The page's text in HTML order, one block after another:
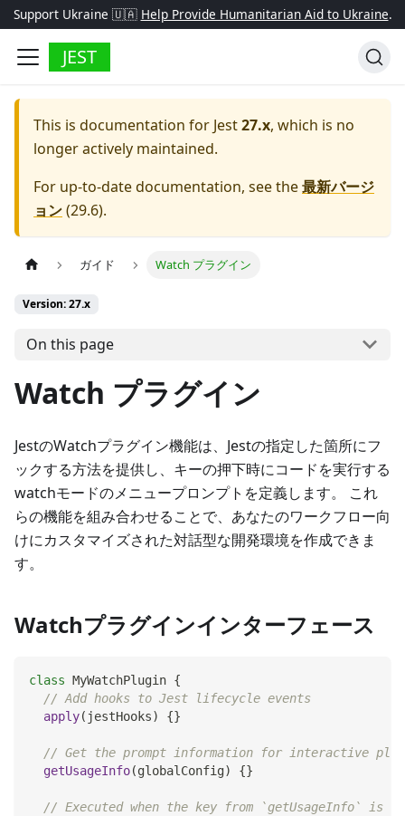
Support Ukraine 🇺🇦 Help Provide Humanitarian Aid to Ukraine.
JEST
This is documentation for Jest27.x, which is no
longer actively maintained.
For up-to-date documentation, see the最新バージ
ョン(29.6).
ガイド Watch プラグイン
Version: 27.x
On this page
Watch プラグイン
JestのWatchプラグイン機能は、Jestの指定した箇所にフ
ックする方法を提供し、キーの押下時にコードを実行する
watchモードのメニュープロンプトを定義します。 これ
らの機能を組み合わせることで、あなたのワークフロー向
けにカスタマイズされた対話型な開発環境を作成できま
す。
Watchプラグインインターフェース
class MyWatchPlugin {
// Add hooks to Jest lifecycle events
apply( jestHooks) {}
// Get the prompt information for interactive
getUsageInfo(globalConfig) {}
// Executed when the key from `getUsageInfo` is